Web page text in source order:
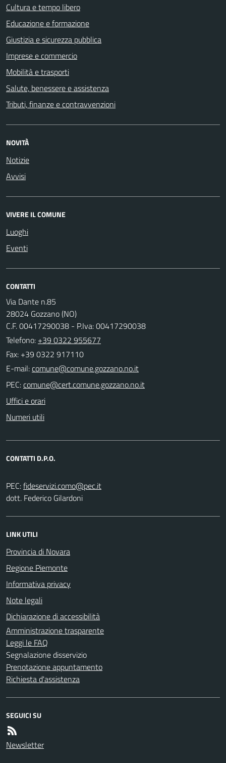
Cultura e tempo libero
Educazione e formazione
Giustizia e sicurezza pubblica
Imprese e commercio
Mobilità e trasporti
Salute, benessere e assistenza
Tributi, finanze e contravvenzioni
NOVITÀ
Notizie
Avvisi
VIVERE IL COMUNE
Luoghi
Eventi
CONTATTI
Via Dante n.85
28024 Gozzano (NO)
C.F. 00417290038 - P.Iva: 00417290038
Telefono: +39 0322 955677
Fax: +39 0322 917110
E-mail:
PEC:
Uffici e orari
Numeri utili
CONTATTI D.P.O.
PEC:
dott. Federico Gilardoni
LINK UTILI
Provincia di Novara
Regione Piemonte
Informativa privacy
Note legali
Dichiarazione di accessibilità
Amministrazione trasparente
Leggi le FAQ
Segnalazione disservizio
Prenotazione appuntamento
Richiesta d'assistenza
SEGUICI SU
Newsletter